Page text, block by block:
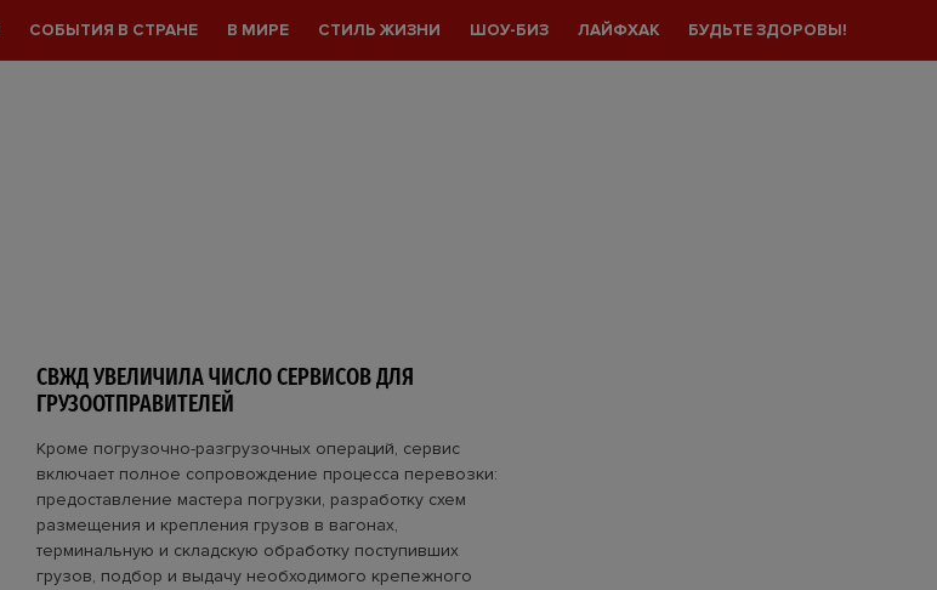
СОБЫТИЯ В СТРАНЕ В МИРЕ СТИЛЬ ЖИЗНИ ШОУ-БИЗ ЛАЙФХАК БУДЬТЕ ЗДОРОВЫ!
СВЖД УВЕЛИЧИЛА ЧИСЛО СЕРВИСОВ ДЛЯ
ГРУЗООТПРАВИТЕЛЕЙ
Кроме погрузочно-разгрузочных операций, сервис
включает полное сопровождение процесса перевозки:
предоставление мастера погрузки, разработку схем
размещения и крепления грузов в вагонах,
терминальную и складскую обработку поступивших
грузов, подбор и выдачу необходимого крепежного